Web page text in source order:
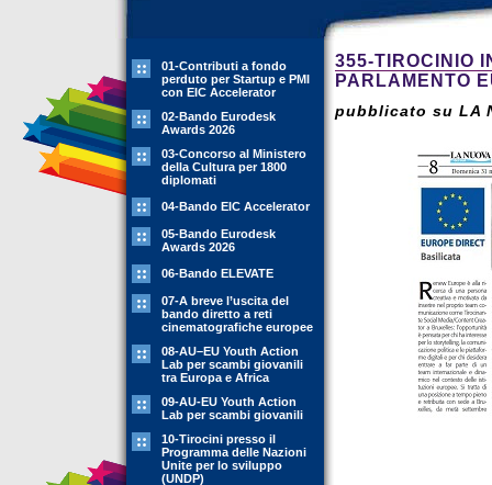
01-Contributi a fondo
perduto per Startup e PMI
con EIC Accelerator
02-Bando Eurodesk
Awards 2026
03-Concorso al Ministero
della Cultura per 1800
diplomati
04-Bando EIC Accelerator
05-Bando Eurodesk
Awards 2026
06-Bando ELEVATE
07-A breve l’uscita del
bando diretto a reti
cinematografiche europee
08-AU–EU Youth Action
Lab per scambi giovanili
tra Europa e Africa
09-AU-EU Youth Action
Lab per scambi giovanili
10-Tirocini presso il
Programma delle Nazioni
Unite per lo sviluppo
(UNDP)
355-TIROCINIO
PARLAMENTO
pubblicato su LA